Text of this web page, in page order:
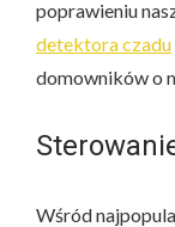
poprawieniu
detektora czadu
domowników o
Wśród